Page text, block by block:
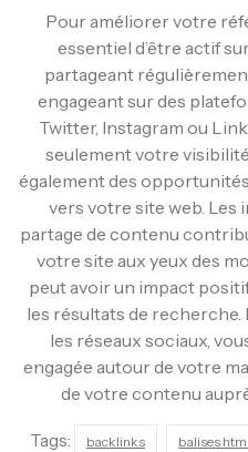
Pour améliorer votre
essentiel d’être actif
partageant
engageant sur des
Twitter, Instagram ou
seulement votre
également des
vers votre site web. Les
partage de contenu
votre site aux yeux des
peut avoir un impact
les résultats de
les réseaux sociaux,
engagée autour de votre
de votre contenu
Tags: backlinks balises html